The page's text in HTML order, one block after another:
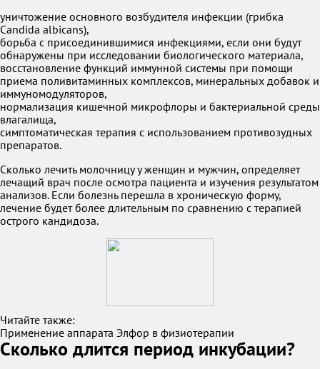
уничтожение основного возбудителя инфекции (грибка
Candida albicans),
борьба с присоединившимися инфекциями, если они будут
обнаружены при исследовании биологического материала,
восстановление функций иммунной системы при помощи
приема поливитаминных комплексов, минеральных добавок и
иммуномодуляторов,
нормализация кишечной микрофлоры и бактериальной среды
влагалища,
симптоматическая терапия с использованием противозудных
препаратов.
Сколько лечить молочницу у женщин и мужчин, определяет
лечащий врач после осмотра пациента и изучения результатом
анализов. Если болезнь перешла в хроническую форму,
лечение будет более длительным по сравнению с терапией
острого кандидоза.
Читайте также:
Применение аппарата Элфор в физиотерапии
Сколько длится период инкубации?